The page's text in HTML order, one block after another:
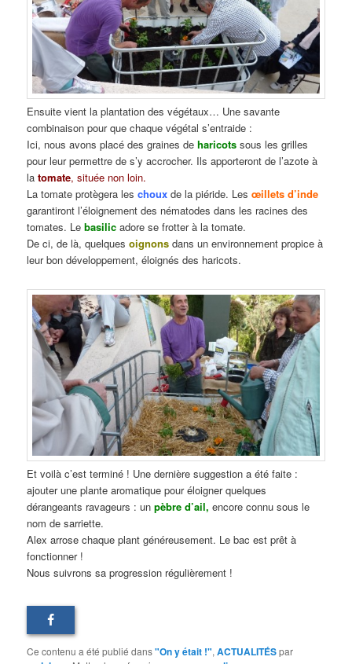
Ensuite vient la plantation des végétaux… Une savante
combinaison pour que chaque végétal s’entraide :
Ici, nous avons placé des graines deharicots sous les grilles
pour leur permettre de s’y accrocher. Ils apporteront de l’azote à
latomate, située non loin.
La tomate protègera leschoux de la piéride. Lesœillets d’inde
garantiront l’éloignement des nématodes dans les racines des
tomates. Lebasilic adore se frotter à la tomate.
De ci, de là, quelquesoignonsdans un environnement propice à
leur bon développement, éloignés des haricots.
Et voilà c’est terminé ! Une dernière suggestion a été faite :
ajouter une plante aromatique pour éloigner quelques
dérangeants ravageurs : unpèbre d’ail, encore connu sous le
nom de sarriette.
Alex arrose chaque plant généreusement. Le bac est prêt à
fonctionner !
Nous suivrons sa progression régulièrement !
Ce contenu a été publié dans"On y était !",ACTUALITÉSpar